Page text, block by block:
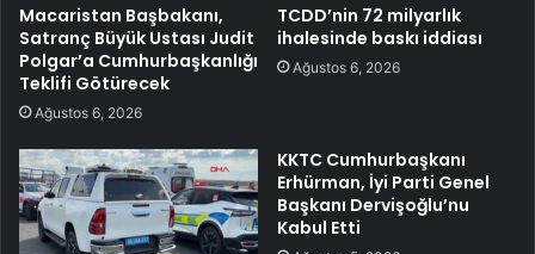
Macaristan Başbakanı,
Satranç Büyük Ustası Judit
Polgar’a Cumhurbaşkanlığı
Teklifi Götürecek
Ağustos 6, 2026
TCDD’nin 72 milyarlık
ihalesinde baskı iddiası
Ağustos 6, 2026
KKTC Cumhurbaşkanı
Erhürman, İyi Parti Genel
Başkanı Dervişoğlu’nu
Kabul Etti